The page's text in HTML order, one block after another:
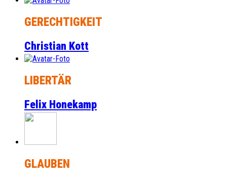
GERECHTIGKEIT
Christian Kott
LIBERTÄR
Felix Honekamp
GLAUBEN